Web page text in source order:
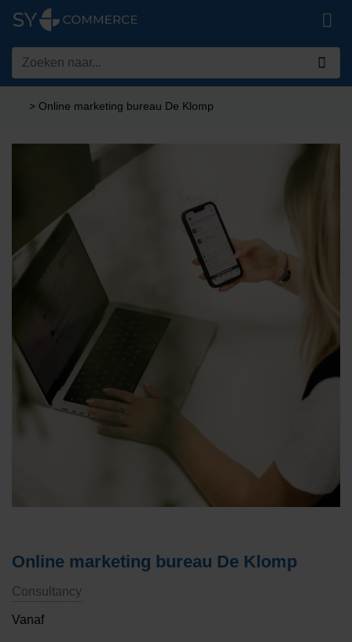
naar
inhoud
Zoeken
> Online marketing bureau De Klomp
Online marketing bureau De Klomp
Consultancy
Vanaf